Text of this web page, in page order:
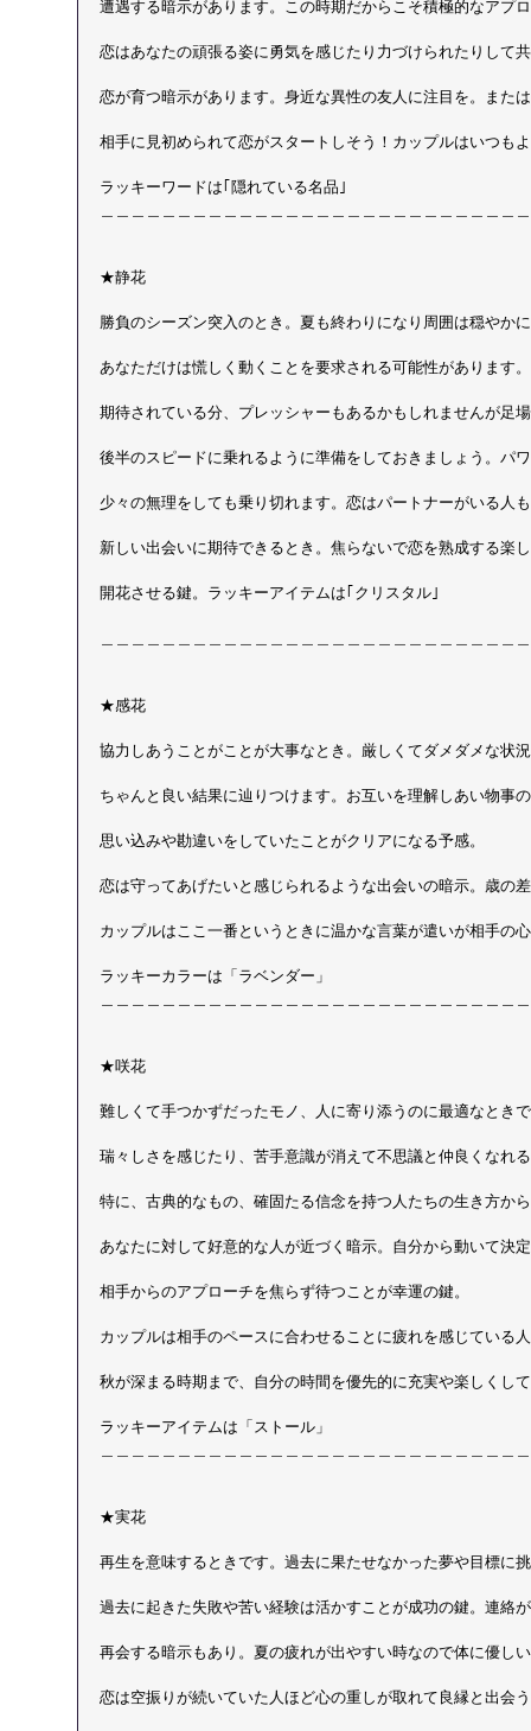
遭遇する暗示があります。この時期だからこそ積極的なアプ
恋はあなたの頑張る姿に勇気を感じたり力づけられたりして
恋が育つ暗示があります。身近な異性の友人に注目を。また
相手に見初められて恋がスタートしそう！カップルはいつも
ラッキーワードは｢隠れている名品｣
★静花
勝負のシーズン突入のとき。夏も終わりになり周囲は穏やか
あなただけは慌しく動くことを要求される可能性があります。
期待されている分、プレッシャーもあるかもしれませんが足
後半のスピードに乗れるように準備をしておきましょう。パ
少々の無理をしても乗り切れます。恋はパートナーがいる人
新しい出会いに期待できるとき。焦らないで恋を熟成する楽
開花させる鍵。ラッキーアイテムは｢クリスタル｣
★感花
協力しあうことがことが大事なとき。厳しくてダメダメな状
ちゃんと良い結果に辿りつけます。お互いを理解しあい物事
思い込みや勘違いをしていたことがクリアになる予感。
恋は守ってあげたいと感じられるような出会いの暗示。歳の
カップルはここ一番というときに温かな言葉が遣いが相手の
ラッキーカラーは「ラベンダー」
★咲花
難しくて手つかずだったモノ、人に寄り添うのに最適なとき
瑞々しさを感じたり、苦手意識が消えて不思議と仲良くなれ
特に、古典的なもの、確固たる信念を持つ人たちの生き方か
あなたに対して好意的な人が近づく暗示。自分から動いて決
相手からのアプローチを焦らず待つことが幸運の鍵。
カップルは相手のペースに合わせることに疲れを感じている
秋が深まる時期まで、自分の時間を優先的に充実や楽しくし
ラッキーアイテムは「ストール」
★実花
再生を意味するときです。過去に果たせなかった夢や目標に
過去に起きた失敗や苦い経験は活かすことが成功の鍵。連絡
再会する暗示もあり。夏の疲れが出やすい時なので体に優し
恋は空振りが続いていた人ほど心の重しが取れて良縁と出会